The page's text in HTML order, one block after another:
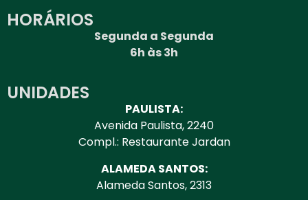
HORÁRIOS
Segunda a Segunda
6h às 3h
UNIDADES
PAULISTA:
Avenida Paulista, 2240
Compl.: Restaurante Jardan
ALAMEDA SANTOS:
Alameda Santos, 2313